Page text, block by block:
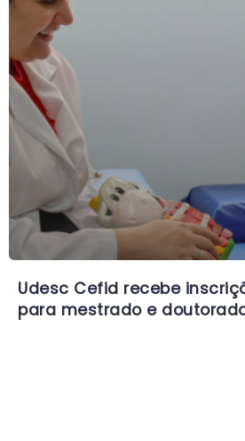
Udesc Cefid recebe
para mestrado e